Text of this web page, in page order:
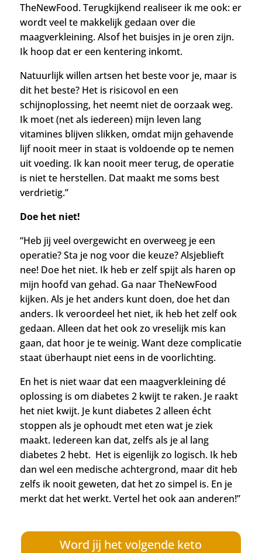
TheNewFood. Terugkijkend realiseer ik me ook: er
wordt veel te makkelijk gedaan over die
maagverkleining. Alsof het buisjes in je oren zijn.
Ik hoop dat er een kentering inkomt.
Natuurlijk willen artsen het beste voor je, maar is
dit het beste? Het is risicovol en een
schijnoplossing, het neemt niet de oorzaak weg.
Ik moet (net als iedereen) mijn leven lang
vitamines blijven slikken, omdat mijn gehavende
lijf nooit meer in staat is voldoende op te nemen
uit voeding. Ik kan nooit meer terug, de operatie
is niet te herstellen. Dat maakt me soms best
verdrietig.”
Doe het niet!
“Heb jij veel overgewicht en overweeg je een
operatie? Sta je nog voor die keuze?Alsjeblieft
nee! Doe het niet. Ik heb er zelf spijt als haren op
mijn hoofd van gehad. Ga naar TheNewFood
kijken.Als je het anders kunt doen, doe het dan
anders. Ik veroordeel het niet, ik heb het zelf ook
gedaan. Alleen dat het ook zo vreselijk mis kan
gaan, dat hoor je te weinig. Want deze complicatie
staat überhaupt niet eens in de voorlichting.
En het is niet waar dat een maagverkleining dé
oplossing is om diabetes 2 kwijt te raken. Je raakt
het niet kwijt. Je kunt diabetes 2 alleen écht
stoppen als je ophoudt met eten wat je ziek
maakt. Iedereen kan dat, zelfs als je al lang
diabetes 2 hebt. Het is eigenlijk zo logisch. Ik heb
dan wel een medische achtergrond, maar dit heb
zelfs ik nooit geweten, dat het zo simpel is. En je
merkt dat het werkt. Vertel het ook aan anderen!”
Word jij het volgende keto